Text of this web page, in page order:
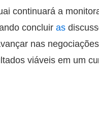
continuará a
concluir as
nas
viáveis em um